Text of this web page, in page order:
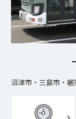
サントムーン柿田
て
モバイルバッテリ
2025.05.09
富士急シティバス
沼津市・三島市・裾